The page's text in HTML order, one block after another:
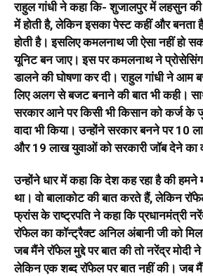
राहुल गांधी ने कहा कि- शुजालपुर में लहसुन की
में होती है, लेकिन इसका पेस्ट कहीं और बनता
होती है। इसलिए कमलनाथ जी ऐसा नहीं हो
यूनिट बन जाए। इस पर कमलनाथ ने
डालने की घोषणा कर दी। राहुल गांधी ने
लिए अलग से बजट बनाने की बात भी कही।
सरकार आने पर किसी भी किसान को कर्ज के
वादा भी किया। उन्होंने सरकार बनने पर 10
और 19 लाख युवाओं काे सरकारी जॉब देने का
उन्होंने धार में कहा कि देश कह रहा है की हमने
था। वो बालाकोट की बात करते हैं, लेकिन
फ्रांस के राष्ट्रपति ने कहा कि प्रधानमंत्री
रॉफेल का कॉन्ट्रैक्ट अनिल अंबानी जी को
जब मैंने रॉफेल मुद्दे पर बात की तो नरेंद्र मोदी
लेकिन एक शब्द रॉफेल पर बात नहीं की। जब